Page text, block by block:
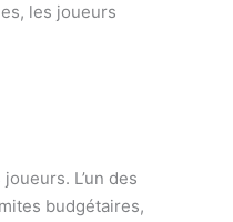
les joueurs
L’un des
budgétaires,